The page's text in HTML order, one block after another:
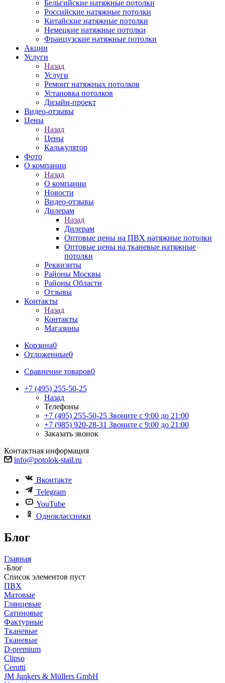
Бельгийские натяжные потолки
Российские натяжные потолки
Китайские натяжные потолки
Немецкие натяжные потолки
Французские натяжные потолки
Акции
Услуги
Назад
Услуги
Ремонт натяжных потолков
Установка потолков
Дизайн-проект
Видео-отзывы
Цены
Назад
Цены
Калькулятор
Фото
О компании
Назад
О компании
Новости
Видео-отзывы
Дилерам
Назад
Дилерам
Оптовые цены на ПВХ натяжные потолки
Оптовые цены на тканевые натяжные
потолки
Реквизиты
Районы Москвы
Районы Области
Отзывы
Контакты
Назад
Контакты
Магазины
Корзина0
Отложенные0
Сравнение товаров0
+7 (495) 255-50-25
Назад
Телефоны
+7 (495) 255-50-25 Звоните с 9:00 до 21:00
+7 (985) 920-28-31 Звоните с 9:00 до 21:00
Заказать звонок
Контактная информация
info@potolok-stail.ru
Вконтакте
Telegram
YouTube
Одноклассники
Блог
Главная
-Блог
Список элементов пуст
ПВХ
Матовые
Глянцевые
Сатиновые
Фактурные
Тканевые
Тканевые
D-premium
Clipso
Cerutti
JM Junkers & Müllers GmbH